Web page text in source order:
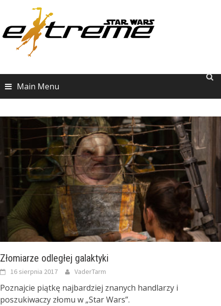
content
Main Menu
Złomiarze odległej galaktyki
16 sierpnia 2017 VaderTarm
Poznajcie piątkę najbardziej znanych handlarzy i
poszukiwaczy złomu w „Star Wars”.